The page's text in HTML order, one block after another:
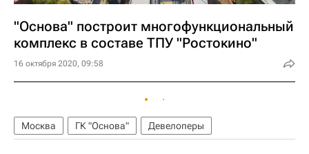
"Основа" построит многофункциональный
комплекс в составе ТПУ "Ростокино"
16 октября 2020, 09:58
Москва ГК "Основа" Девелоперы